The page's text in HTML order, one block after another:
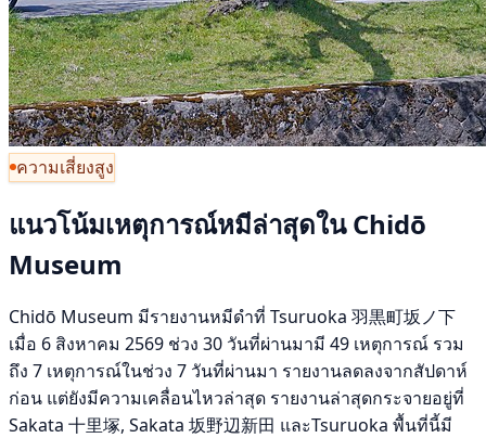
ความเสี่ยงสูง
แนวโน้มเหตุการณ์หมีล่าสุดใน Chidō
Museum
Chidō Museum มีรายงานหมีดำที่ Tsuruoka 羽黒町坂ノ下
เมื่อ 6 สิงหาคม 2569 ช่วง 30 วันที่ผ่านมามี 49 เหตุการณ์ รวม
ถึง 7 เหตุการณ์ในช่วง 7 วันที่ผ่านมา รายงานลดลงจากสัปดาห์
ก่อน แต่ยังมีความเคลื่อนไหวล่าสุด รายงานล่าสุดกระจายอยู่ที่
Sakata 十里塚, Sakata 坂野辺新田 และTsuruoka พื้นที่นี้มี